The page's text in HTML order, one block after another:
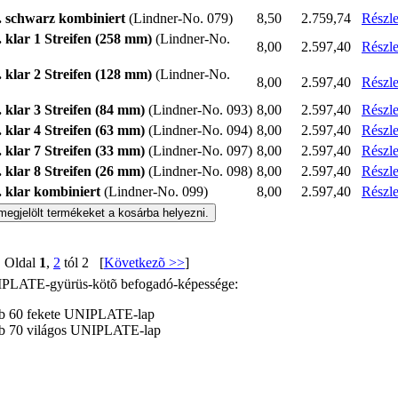
kombiniert (Lindner-No. 079) 8,50 2.759,74
1 Streifen (258 mm) (Lindner-No.
8,00 2.597,40
2 Streifen (128 mm) (Lindner-No.
8,00 2.597,40
3 Streifen (84 mm) (Lindner-No. 093) 8,00 2.597,40
4 Streifen (63 mm) (Lindner-No. 094) 8,00 2.597,40
7 Streifen (33 mm) (Lindner-No. 097) 8,00 2.597,40
8 Streifen (26 mm) (Lindner-No. 098) 8,00 2.597,40
klar kombiniert (Lindner-No. 099) 8,00 2.597,40
Oldal 1, 2 tól 2 [Következõ >>]
gyürüs-kötõ befogadó-képessége:
60 fekete UNIPLATE-lap
70 világos UNIPLATE-lap